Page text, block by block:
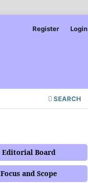
SEARCH
Register Login
Editorial Board
Focus and Scope